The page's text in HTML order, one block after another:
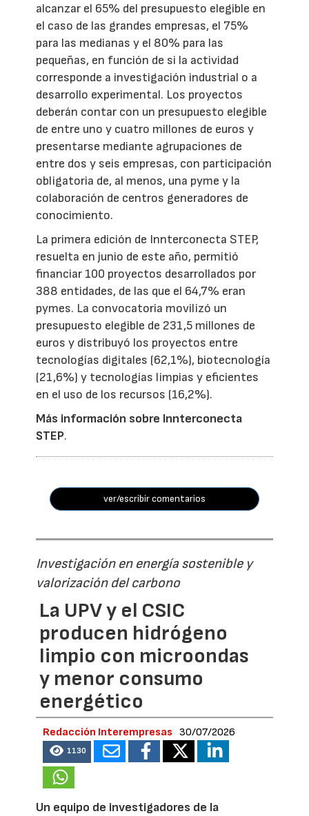
alcanzar el 65% del presupuesto elegible en
el caso de las grandes empresas, el 75%
para las medianas y el 80% para las
pequeñas, en función de si la actividad
corresponde a investigación industrial o a
desarrollo experimental. Los proyectos
deberán contar con un presupuesto elegible
de entre uno y cuatro millones de euros y
presentarse mediante agrupaciones de
entre dos y seis empresas, con participación
obligatoria de, al menos, una pyme y la
colaboración de centros generadores de
conocimiento.
La primera edición de Innterconecta STEP,
resuelta en junio de este año, permitió
financiar 100 proyectos desarrollados por
388 entidades, de las que el 64,7% eran
pymes. La convocatoria movilizó un
presupuesto elegible de 231,5 millones de
euros y distribuyó los proyectos entre
tecnologías digitales (62,1%), biotecnología
(21,6%) y tecnologías limpias y eficientes
en el uso de los recursos (16,2%).
Más información sobre Innterconecta
STEP.
ver/escribir comentarios
Investigación en energía sostenible y
valorización del carbono
La UPV y el CSIC
producen hidrógeno
limpio con microondas
y menor consumo
energético
Redacción Interempresas 30/07/2026
1130
Un equipo de investigadores de la